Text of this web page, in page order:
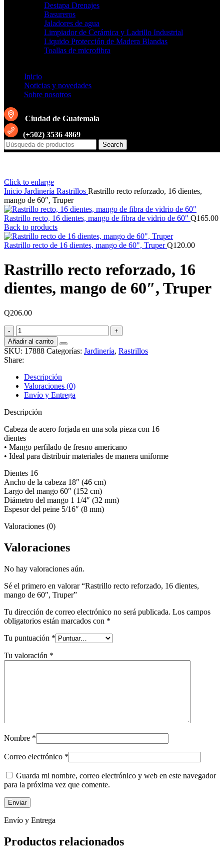
Destapa Drenajes
Basureros
Jaladores de agua
Limpiador de Cerámica y Ladrillo Industrial
Liquido Protección de Madera Blandas
Toallas de microfibra
Inicio
Noticias y novedades
Sobre nosotros
Ciudad de Guatemala
(+502) 3536 4869
Search
Click to enlarge
Inicio Jardinería Rastrillos Rastrillo recto reforzado, 16 dientes,
mango de 60″, Truper
Rastrillo recto, 16 dientes, mango de fibra de vidrio de 60" Q165.00
Back to products
Rastrillo recto de 16 dientes, mango de 60", TruperQ120.00
Rastrillo recto reforzado, 16
dientes, mango de 60″, Truper
Q206.00
Rastrillo
recto
reforzado,
16
dientes,
mango
de
60",
Truper
cantidad
Añadir al carrito
SKU: 17888 Categorías: Jardinería, Rastrillos
Share:
Descripción
Valoraciones (0)
Envío y Entrega
Descripción
Cabeza de acero forjada en una sola pieza con 16
dientes
• Mango perfilado de fresno americano
• Ideal para distribuir materiales de manera uniforme
Dientes 16
Ancho de la cabeza 18″ (46 cm)
Largo del mango 60″ (152 cm)
Diámetro del mango 1 1/4″ (32 mm)
Espesor del peine 5/16″ (8 mm)
Valoraciones (0)
Valoraciones
No hay valoraciones aún.
Sé el primero en valorar “Rastrillo recto reforzado, 16 dientes,
mango de 60″, Truper”
Tu dirección de correo electrónico no será publicada. Los campos
obligatorios están marcados con *
Tu puntuación *
Tu valoración *
Nombre *
Correo electrónico *
Guarda mi nombre, correo electrónico y web en este navegador
para la próxima vez que comente.
Envío y Entrega
Productos relacionados